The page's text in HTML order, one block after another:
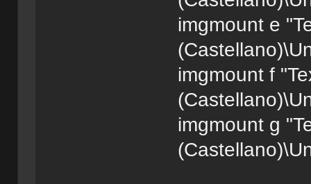
imgmount e
imgmount f
imgmount g